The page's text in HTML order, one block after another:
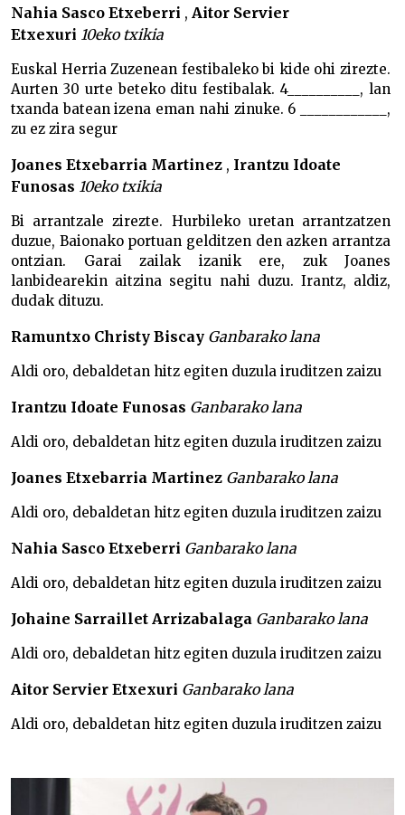
Nahia Sasco Etxeberri , Aitor Servier
Etxexuri 10eko txikia
Euskal Herria Zuzenean festibaleko bi kide ohi zirezte.
Aurten 30 urte beteko ditu festibalak. 4__________, lan
txanda batean izena eman nahi zinuke. 6 ____________,
zu ez zira segur
Joanes Etxebarria Martinez , Irantzu Idoate
Funosas 10eko txikia
Bi arrantzale zirezte. Hurbileko uretan arrantzatzen
duzue, Baionako portuan gelditzen den azken arrantza
ontzian. Garai zailak izanik ere, zuk Joanes
lanbidearekin aitzina segitu nahi duzu. Irantz, aldiz,
dudak dituzu.
Ramuntxo Christy Biscay Ganbarako lana
Aldi oro, debaldetan hitz egiten duzula iruditzen zaizu
Irantzu Idoate Funosas Ganbarako lana
Aldi oro, debaldetan hitz egiten duzula iruditzen zaizu
Joanes Etxebarria Martinez Ganbarako lana
Aldi oro, debaldetan hitz egiten duzula iruditzen zaizu
Nahia Sasco Etxeberri Ganbarako lana
Aldi oro, debaldetan hitz egiten duzula iruditzen zaizu
Johaine Sarraillet Arrizabalaga Ganbarako lana
Aldi oro, debaldetan hitz egiten duzula iruditzen zaizu
Aitor Servier Etxexuri Ganbarako lana
Aldi oro, debaldetan hitz egiten duzula iruditzen zaizu